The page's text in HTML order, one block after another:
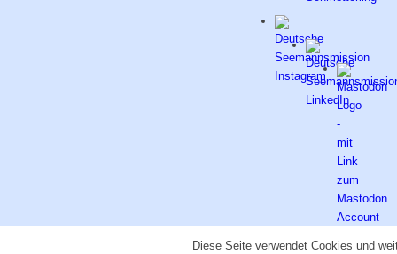
Diese Seite verwendet Cookies und